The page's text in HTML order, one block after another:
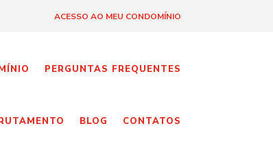
ACESSO AO MEU CONDOMÍNIO
PERGUNTAS FREQUENTES
BLOG CONTATOS